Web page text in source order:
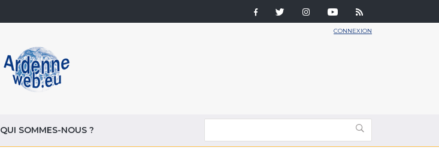
CONNEXION
QUI SOMMES-NOUS ?